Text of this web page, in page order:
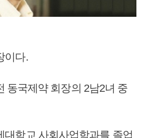
이다.
동국제약 회장의 2남2녀 중
대학교 사회사업학과를 졸업